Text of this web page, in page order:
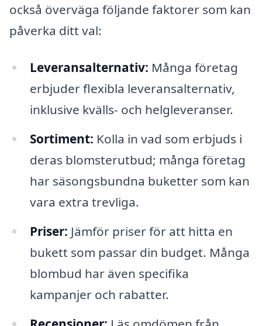
också överväga följande faktorer som kan
påverka ditt val:
Leveransalternativ: Många företag
erbjuder flexibla leveransalternativ,
inklusive kvälls- och helgleveranser.
Sortiment: Kolla in vad som erbjuds i
deras blomsterutbud; många företag
har säsongsbundna buketter som kan
vara extra trevliga.
Priser: Jämför priser för att hitta en
bukett som passar din budget. Många
blombud har även specifika
kampanjer och rabatter.